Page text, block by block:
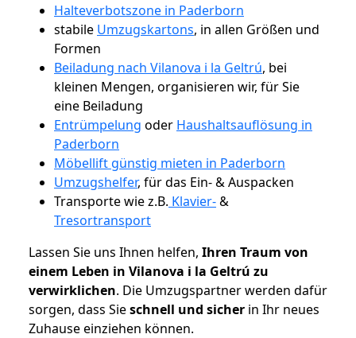
Halteverbotszone in Paderborn
stabile Umzugskartons, in allen Größen und
Formen
Beiladung nach Vilanova i la Geltrú, bei
kleinen Mengen, organisieren wir, für Sie
eine Beiladung
Entrümpelung oder Haushaltsauflösung in
Paderborn
Möbellift günstig mieten in Paderborn
Umzugshelfer, für das Ein- & Auspacken
Transporte wie z.B. Klavier-&
Tresortransport
Lassen Sie uns Ihnen helfen, Ihren Traum von
einem Leben in Vilanova i la Geltrú zu
verwirklichen. Die Umzugspartner werden dafür
sorgen, dass Sieschnell und sicher in Ihr neues
Zuhause einziehen können.